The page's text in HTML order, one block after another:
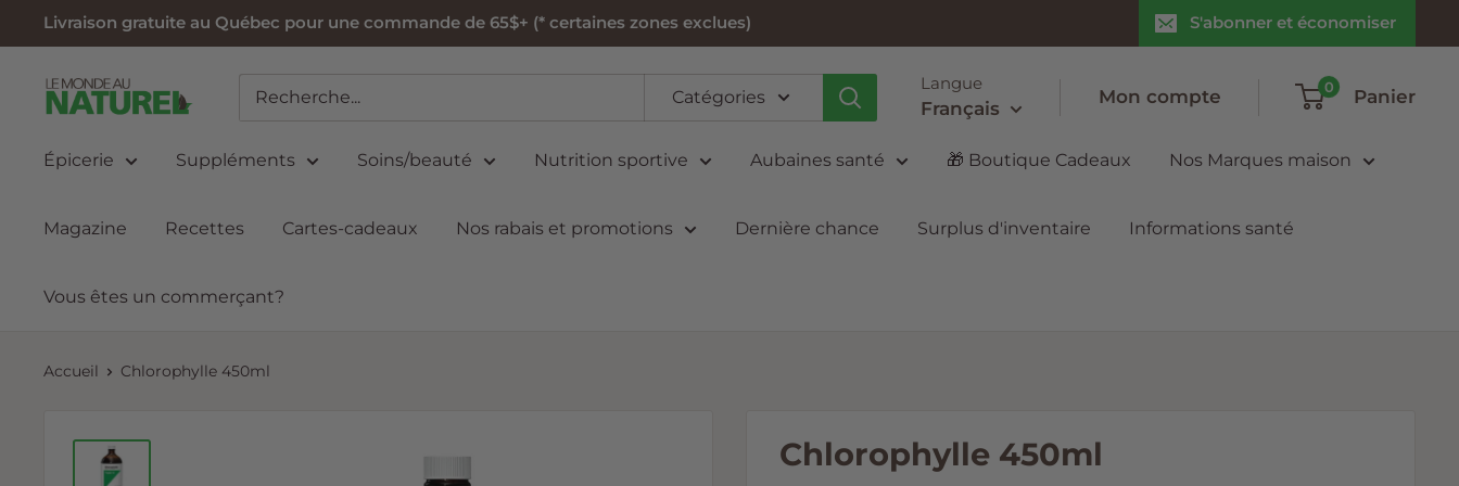
Passer
au
contenu
Livraison gratuite au Québec pour une commande de 65$+ (* certaines zones exclues) S'abonner et économiser
Le
au
Catégories
Langue
Français
Mon compte 0 Panier
Épicerie Suppléments Soins/beauté Nutrition sportive Aubaines santé 🎁 Boutique Cadeaux Nos Marques maison
Magazine Recettes Cartes-cadeaux Nos rabais et promotions Dernière chance Surplus d'inventaire Informations santé
Vous êtes un commerçant?
Accueil Chlorophylle 450ml
Chlorophylle 450ml